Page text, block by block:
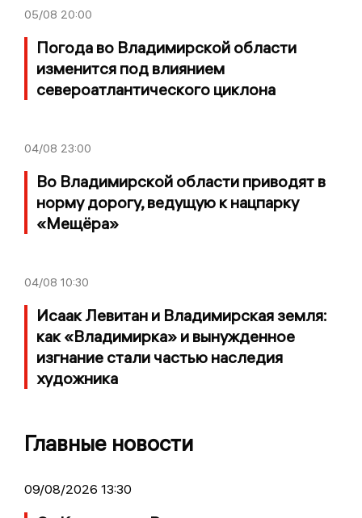
05/08 20:00
Погода во Владимирской области
изменится под влиянием
североатлантического циклона
04/08 23:00
Во Владимирской области приводят в
норму дорогу, ведущую к нацпарку
«Мещёра»
04/08 10:30
Исаак Левитан и Владимирская земля:
как «Владимирка» и вынужденное
изгнание стали частью наследия
художника
Главные новости
09/08/2026 13:30